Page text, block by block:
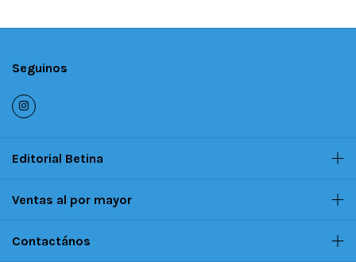
Seguinos
Editorial Betina
Ventas al por mayor
Contactános